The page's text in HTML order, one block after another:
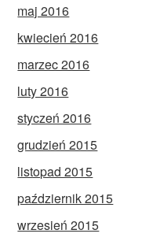
maj 2016
kwiecień 2016
marzec 2016
luty 2016
styczeń 2016
grudzień 2015
listopad 2015
październik 2015
wrzesień 2015